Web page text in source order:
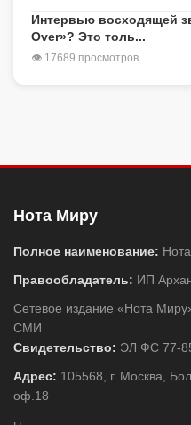
Интервью восходящей
Over»? Это толь...
👁 17689 просмотров
Нота Миру
Полное наименование:
Правообладатель: ИП
Сетевое издание «Нота
СМИ
Свидетельство: ЭЛ ФС 77-
Адрес: 105568, г. Москва,
оф.18